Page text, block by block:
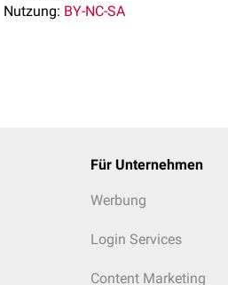
Nutzung: BY-NC-SA
Für Unternehmen
Werbung
Login Services
Content Marketing